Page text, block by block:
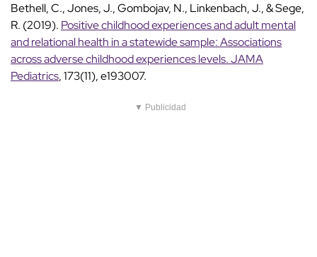
Bethell, C., Jones, J., Gombojav, N., Linkenbach, J., & Sege,
R. (2019). Positive childhood experiences and adult mental
and relational health in a statewide sample: Associations
across adverse childhood experiences levels. JAMA
Pediatrics, 173(11), e193007.
▼ Publicidad